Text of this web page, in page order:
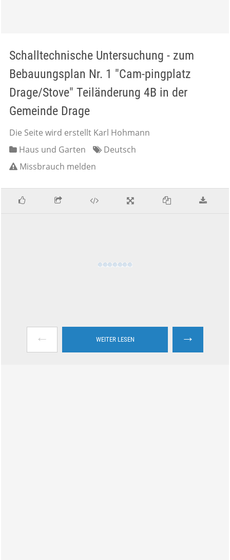
Schalltechnische Untersuchung - zum
Bebauungsplan Nr. 1 "Cam-pingplatz
Drage/Stove" Teiländerung 4B in der
Gemeinde Drage
Die Seite wird erstellt Karl Hohmann
Haus und Garten
Deutsch
Missbrauch melden
← WEITER LESEN →